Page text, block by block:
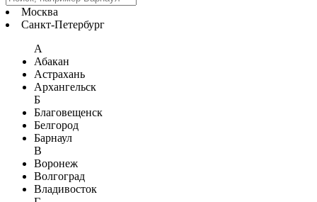
Москва
Санкт-Петербург
А
Абакан
Астрахань
Архангельск
Б
Благовещенск
Белгород
Барнаул
В
Воронеж
Волгоград
Владивосток